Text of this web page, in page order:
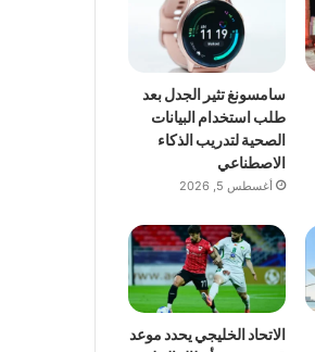
سامسونغ تثير الجدل بعد
طلب استخدام البيانات
الصحية لتدريب الذكاء
الاصطناعي
أغسطس 5, 2026
الاتحاد الخليجي يحدد موعد